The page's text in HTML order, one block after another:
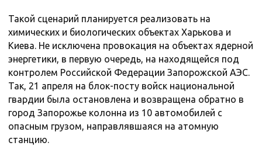
Такой сценарий планируется реализовать на
химических и биологических объектах Харькова и
Киева. Не исключена провокация на объектах ядерной
энергетики, в первую очередь, на находящейся под
контролем Российской Федерации Запорожской АЭС.
Так, 21 апреля на блок-посту войск национальной
гвардии была остановлена и возвращена обратно в
город Запорожье колонна из 10 автомобилей с
опасным грузом, направлявшаяся на атомную
станцию.